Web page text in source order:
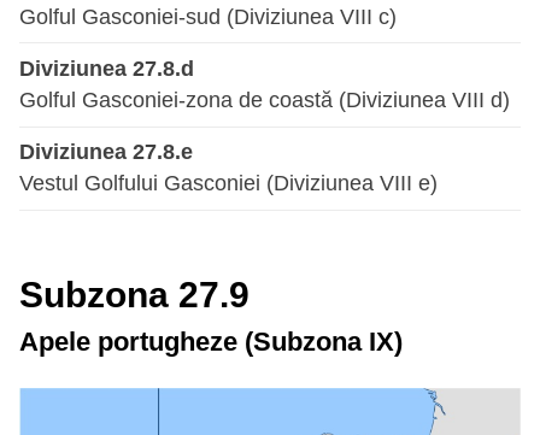
Golful Gasconiei-sud (Diviziunea VIII c)
Diviziunea 27.8.d
Golful Gasconiei-zona de coastă (Diviziunea VIII d)
Diviziunea 27.8.e
Vestul Golfului Gasconiei (Diviziunea VIII e)
Subzona 27.9
Apele portugheze (Subzona IX)